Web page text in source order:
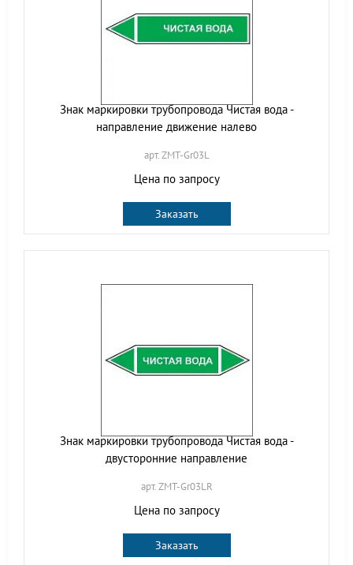
Знак маркировки трубопровода Чистая вода -
направление движение налево
арт. ZMT-Gr03L
Цена по запросу
Заказать
Знак маркировки трубопровода Чистая вода -
двусторонние направление
арт. ZMT-Gr03LR
Цена по запросу
Заказать